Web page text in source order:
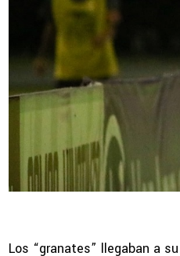
Los “granates” llegaban a